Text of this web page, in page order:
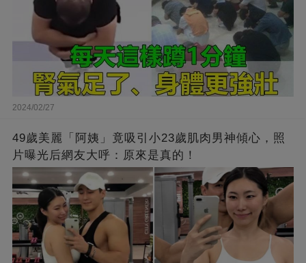
2024/02/27
49歲美麗「阿姨」竟吸引小23歲肌肉男神傾心，照
片曝光后網友大呼：原來是真的！